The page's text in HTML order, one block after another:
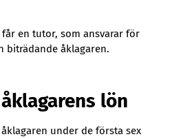
en tutor, som ansvarar för
biträdande åklagaren.
lön
under de första sex